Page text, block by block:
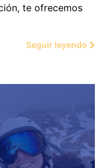
te ofrecemos
Seguir leyendo